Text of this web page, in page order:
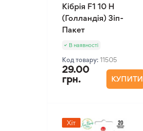
Кібрія F1 10 Н
(Голландія) Зіп-
Пакет
В наявності
Код товару: 11505
29.00
грн.
КУПИТИ
Хіт